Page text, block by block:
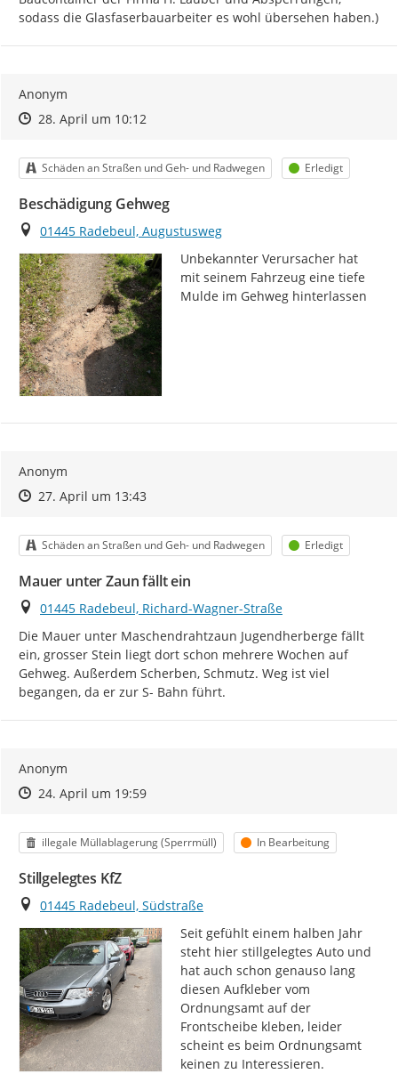
sodass die Glasfaserbauarbeiter es wohl übersehen haben.)
Anonym
Zeitpunkt des Erstellens
Zeitpunkt des Erstellens
28. April um 10:12Zur Äußerung
Kategorie
Schäden an Straßen und Geh- und Radwegen Status
Erledigt
Beschädigung Gehweg
Ort
01445 Radebeul, Augustusweg
Unbekannter Verursacher hat
mit seinem Fahrzeug eine tiefe
Mulde im Gehweg hinterlassen
Anonym
Zeitpunkt des Erstellens
Zeitpunkt des Erstellens
27. April um 13:43Zur Äußerung
Kategorie
Schäden an Straßen und Geh- und Radwegen Status
Erledigt
Mauer unter Zaun fällt ein
Ort
01445 Radebeul, Richard-Wagner-Straße
Die Mauer unter Maschendrahtzaun Jugendherberge fällt
ein, grosser Stein liegt dort schon mehrere Wochen auf
Gehweg. Außerdem Scherben, Schmutz. Weg ist viel
begangen, da er zur S- Bahn führt.
Anonym
Zeitpunkt des Erstellens
Zeitpunkt des Erstellens
24. April um 19:59Zur Äußerung
Kategorie
illegale Müllablagerung (Sperrmüll) Status
In Bearbeitung
Stillgelegtes KfZ
Ort
01445 Radebeul, Südstraße
Seit gefühlt einem halben Jahr
steht hier stillgelegtes Auto und
hat auch schon genauso lang
diesen Aufkleber vom
Ordnungsamt auf der
Frontscheibe kleben, leider
scheint es beim Ordnungsamt
keinen zu Interessieren.